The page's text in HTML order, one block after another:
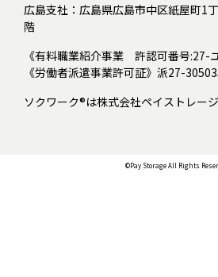
広島支社：広島県広島市中区紙屋町1
階
《有料職業紹介事業 許認可番号:27-
《労働者派遣事業許可証》派27-
ソクワーク®は株式会社ペイストレー
©Pay Storage All Rights